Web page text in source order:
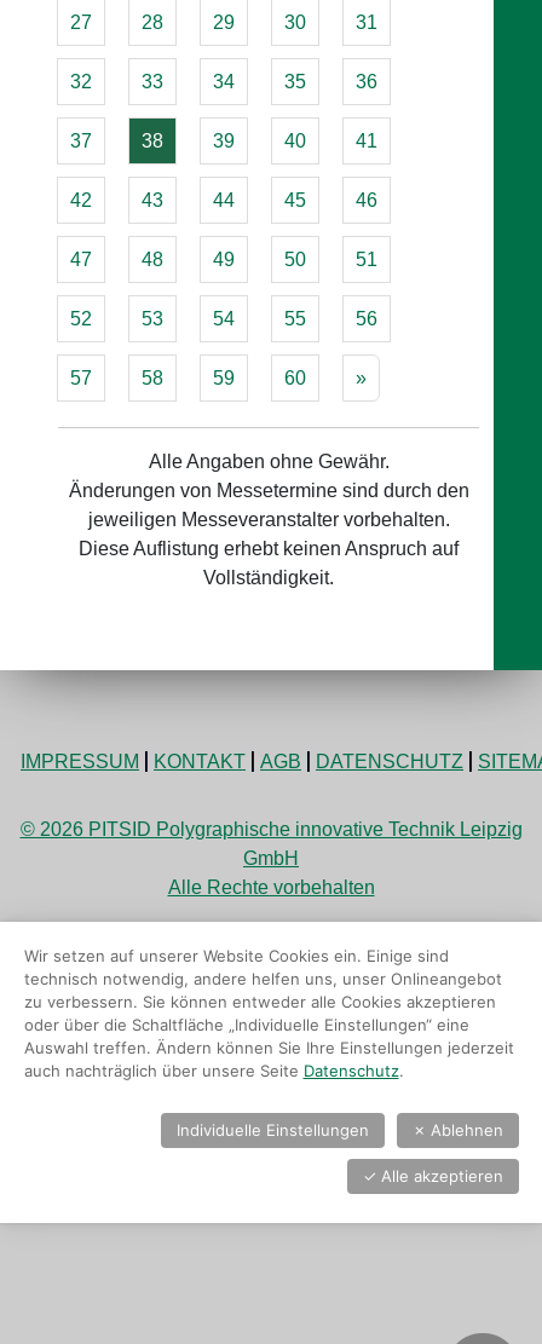
27 28 29 30 31
32 33 34 35 36
37 38 39 40 41
42 43 44 45 46
47 48 49 50 51
52 53 54 55 56
57 58 59 60 »
Alle Angaben ohne Gewähr.
Änderungen von Messetermine sind durch den
jeweiligen Messeveranstalter vorbehalten.
Diese Auflistung erhebt keinen Anspruch auf
Vollständigkeit.
IMPRESSUM KONTAKT AGB DATENSCHUTZ
© 2026 PITSID Polygraphische innovative Technik Leipzig
GmbH
Alle Rechte vorbehalten
Wir setzen auf unserer Website Cookies ein. Einige sind
technisch notwendig, andere helfen uns, unser Onlineangebot
zu verbessern. Sie können entweder alle Cookies akzeptieren
oder über die Schaltfläche „Individuelle Einstellungen“ eine
Auswahl treffen. Ändern können Sie Ihre Einstellungen jederzeit
auch nachträglich über unsere Seite Datenschutz.
✓ Alle akzeptieren
Individuelle Einstellungen ✗ Ablehnen